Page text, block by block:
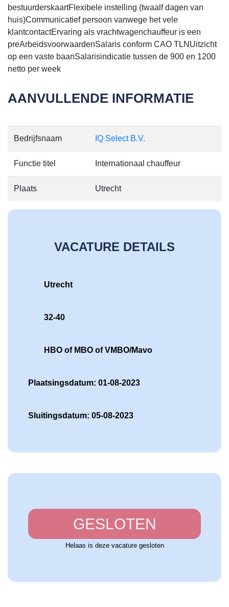
bestuurderskaartFlexibele instelling (twaalf dagen van
huis)Communicatief persoon vanwege het vele
klantcontactErvaring als vrachtwagenchauffeur is een
preArbeidsvoorwaardenSalaris conform CAO TLNUitzicht
op een vaste baanSalarisindicatie tussen de 900 en 1200
netto per week
AANVULLENDE INFORMATIE
Bedrijfsnaam IQ Select B.V.
Functie titel Internationaal chauffeur
Plaats Utrecht
VACATURE DETAILS
Utrecht
32-40
HBO of MBO of VMBO/Mavo
Plaatsingsdatum: 01-08-2023
Sluitingsdatum: 05-08-2023
GESLOTEN
Helaas is deze vacature gesloten